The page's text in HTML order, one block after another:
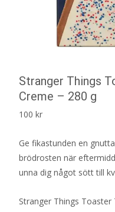
Stranger Things
Creme – 280 g
100 kr
Ge fikastunden en
brödrosten när
unna dig något sött till
Stranger Things